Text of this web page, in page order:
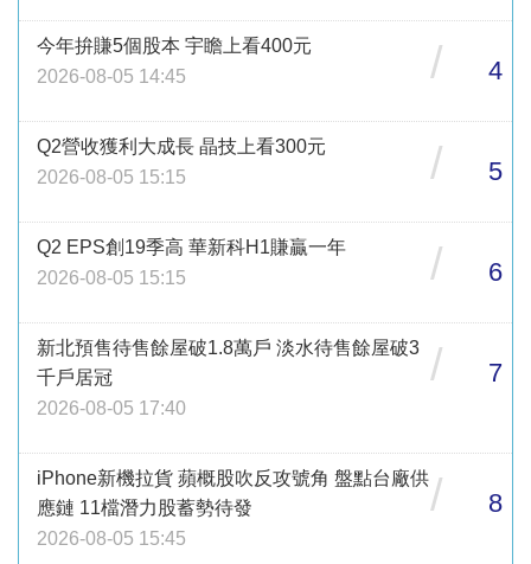
今年拚賺5個股本 宇瞻上看400元
2026-08-05 14:45
/ 4
Q2營收獲利大成長 晶技上看300元
2026-08-05 15:15
/ 5
Q2 EPS創19季高 華新科H1賺贏一年
2026-08-05 15:15
/ 6
新北預售待售餘屋破1.8萬戶 淡水待售餘屋破3
千戶居冠
2026-08-05 17:40
/ 7
iPhone新機拉貨 蘋概股吹反攻號角 盤點台廠供
應鏈 11檔潛力股蓄勢待發
2026-08-05 15:45
/ 8